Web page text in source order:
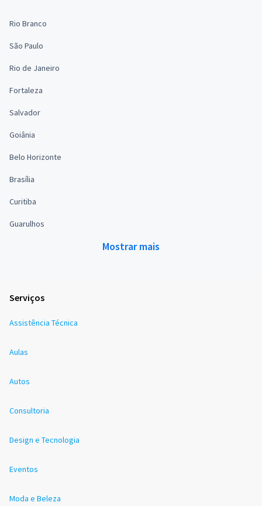
Rio Branco
São Paulo
Rio de Janeiro
Fortaleza
Salvador
Goiânia
Belo Horizonte
Brasília
Curitiba
Guarulhos
Mostrar mais
Serviços
Assistência Técnica
Aulas
Autos
Consultoria
Design e Tecnologia
Eventos
Moda e Beleza